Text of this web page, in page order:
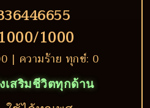
1000
| ความร้าย ทุกข์: 0
เสริมชีวิตทุกด้าน